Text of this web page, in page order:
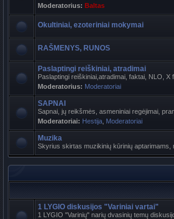
Moderatorius: Baltas
Okultiniai, ezoteriniai mokymai
RAŠMENYS, RUNOS
Paslaptingi reiškiniai, atradimai
Paslaptingi reiškiniai,atradimai, faktai, NLO, X
Moderatorius: Moderatoriai
SAPNAI
Sapnai, jų reikšmės, asmeniniai regėjimai,
Moderatoriai: Hestija Moderatoriai
Muzika
Skyrius skirtas muzikinių kūrinių aptarimams,
1 LYGIO diskusijos "Variniai vartai"
1 LYGIO "Varinių" narių dvasinių temų